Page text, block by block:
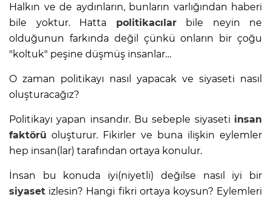
Halkın ve de aydınların, bunların varlığından haberi
bile yoktur. Hatta politikacılarbile neyin ne
olduğunun farkında değil çünkü onların bir çoğu
"koltuk" peşine düşmüş insanlar…
O zaman politikayı nasıl yapacak ve siyaseti nasıl
oluşturacağız?
Politikayı yapan insandır. Bu sebeple siyaseti insan
faktörü oluşturur. Fikirler ve buna ilişkin eylemler
hep insan(lar) tarafından ortaya konulur.
İnsan bu konuda iyi(niyetli) değilse nasıl iyi bir
siyaset izlesin? Hangi fikri ortaya koysun? Eylemleri